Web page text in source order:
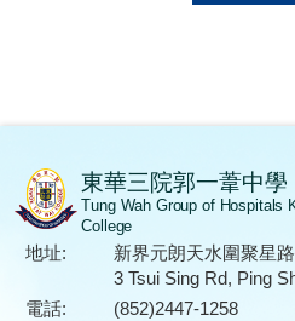
東華三院郭一葦中學
Tung Wah Group of Hospitals
College
地址:
新界元朗天水圍聚星
3 Tsui Sing Rd, Ping
電話:
(852)2447-1258